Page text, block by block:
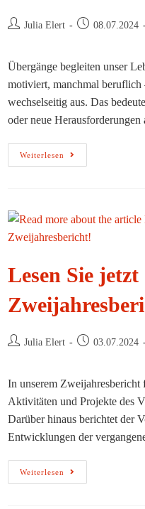
Beitrags-
Julia Elert
Beitrag08.07.2024
Übergänge begleiten unser
motiviert, manchmal
wechselseitig aus. Das
oder neue
Weiterlesen
VDOE
Impuls:
Umbrüche
Und
Berufliche
Veränderungen
Lesen Sie
Beitrags-
Julia Elert
Beitrag03.07.2024
In unserem
Aktivitäten und Projekte des
Darüber hinaus berichtet der
Entwicklungen der
Weiterlesen
Lesen
Sie